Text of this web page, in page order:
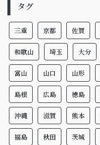
タグ
三重 京都 佐賀
和歌山 埼玉 大分
富山 山口 山形
島根 広島 徳島
沖縄 滋賀 熊本
福島 秋田 茨城